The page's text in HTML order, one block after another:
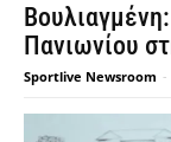
Πανιωνίου
Sportlive Newsroom -